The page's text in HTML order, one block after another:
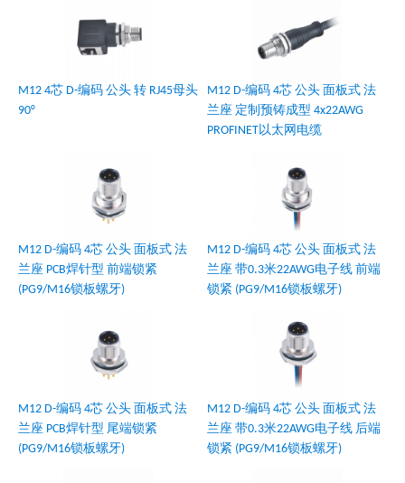
M12 4芯 D-编码 公头 转 RJ45母头
90°
M12 D-编码 4芯 公头 面板式 法
兰座 定制预铸成型 4x22AWG
PROFINET以太网电缆
M12 D-编码 4芯 公头 面板式 法
兰座 PCB焊针型 前端锁紧
(PG9/M16锁板螺牙)
M12 D-编码 4芯 公头 面板式 法
兰座 带0.3米22AWG电子线 前端
锁紧 (PG9/M16锁板螺牙)
M12 D-编码 4芯 公头 面板式 法
兰座 PCB焊针型 尾端锁紧
(PG9/M16锁板螺牙)
M12 D-编码 4芯 公头 面板式 法
兰座 带0.3米22AWG电子线 后端
锁紧 (PG9/M16锁板螺牙)